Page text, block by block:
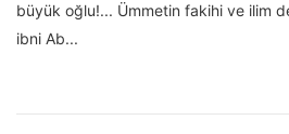
büyük oğlu!... Ümmetin fakihi ve ilim
ibni Ab...